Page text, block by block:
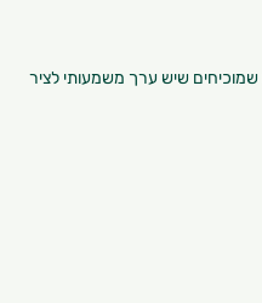
שיש ערך משמעותי לציר